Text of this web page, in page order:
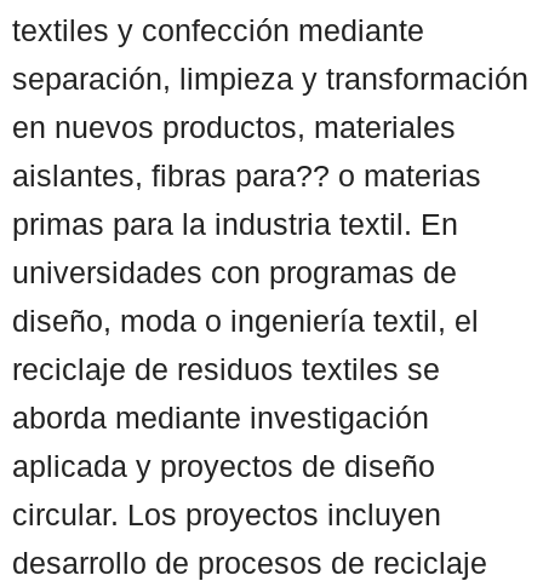
textiles y confección mediante
separación, limpieza y transformación
en nuevos productos, materiales
aislantes, fibras para?? o materias
primas para la industria textil. En
universidades con programas de
diseño, moda o ingeniería textil, el
reciclaje de residuos textiles se
aborda mediante investigación
aplicada y proyectos de diseño
circular. Los proyectos incluyen
desarrollo de procesos de reciclaje